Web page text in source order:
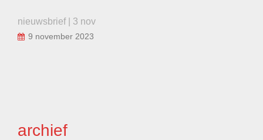
nieuwsbrief | 3 nov
9 november 2023
archief